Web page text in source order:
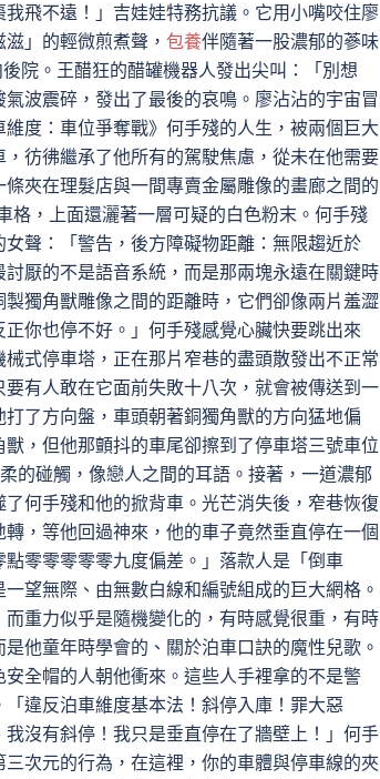
飛不遠！」吉娃娃特務抗議。它用小嘴咬住廖
」的輕微煎煮聲， 包養伴隨著一股濃郁的蔘味
院。王醋狂的醋罐機器人發出尖叫：「別想
氣波震碎，發出了最後的哀鳴。廖沾沾的宇宙冒
度：車位爭奪戰》何手殘的人生，被兩個巨大
彷彿繼承了他所有的駕駛焦慮，從未在他需要
夾在理髮店與一間專賣金屬雕像的畫廊之間的
格，上面還灑著一層可疑的白色粉末。何手殘
聲：「警告，後方障礙物距離：無限趨近於
厭的不是語音系統，而是那兩塊永遠在關鍵時
獨角獸雕像之間的距離時，它們卻像兩片羞澀
你也停不好。」何手殘感覺心臟快要跳出來
式停車塔，正在那片窄巷的盡頭散發出不正常
有人敢在它面前失敗十八次，就會被傳送到一
打了方向盤，車頭朝著銅獨角獸的方向猛地偏
，但他那顫抖的車尾卻擦到了停車塔三號車位
的碰觸，像戀人之間的耳語。接著，一道濃郁
何手殘和他的掀背車。光芒消失後，窄巷恢復
，等他回過神來，他的車子竟然垂直停在一個
零零零零零九度偏差。」落款人是「倒車
望無際、由無數白線和編號組成的巨大網格。
而重力似乎是隨機變化的，有時感覺很重，有時
他童年時學會的、關於泊車口訣的魔性兒歌。
全帽的人朝他衝來。這些人手裡拿的不是警
違反泊車維度基本法！斜停入庫！罪大惡
沒有斜停！我只是垂直停在了牆壁上！」何手
次元的行為，在這裡，你的車體與停車線的夾